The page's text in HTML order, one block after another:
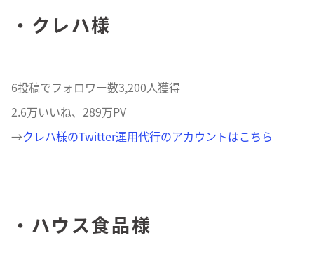
・クレハ様
6投稿でフォロワー数3,200人獲得
2.6万いいね、289万PV
→クレハ様のTwitter運用代行のアカウントはこちら
・ハウス食品様